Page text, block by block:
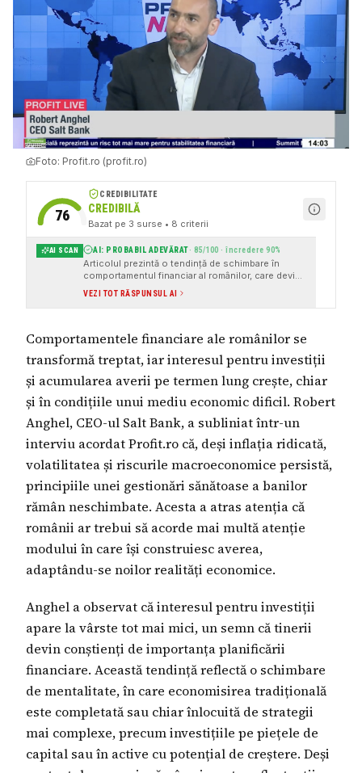
Foto: Profit.ro (profit.ro)
76
CREDIBILITATE
CREDIBILĂ
Bazat pe 3 surse • 8 criterii
AI SCAN AI: PROBABIL ADEVĂRAT· 85/100 · încredere90%
Articolul prezintă o tendință de schimbare în
comportamentul financiar al românilor, care devin
mai interesați de investiții și acumularea averii pe
termen lung. Sursele citate, precum Profit.ro și
interviul cu Robert Anghel, CEO-ul Salt Bank,
articolului este neutru și jurnalistic, fără adjective
importanța educației financiare și a unei abordări
financiare
VEZI TOT RĂSPUNSUL AI
Comportamentele financiare ale românilor se
transformă treptat, iar interesul pentru investiții
și acumularea averii pe termen lung crește, chiar
și în condițiile unui mediu economic dificil. Robert
Anghel, CEO-ul Salt Bank, a subliniat într-un
interviu acordat Profit.ro că, deși inflația ridicată,
volatilitatea și riscurile macroeconomice persistă,
principiile unei gestionări sănătoase a banilor
rămân neschimbate. Acesta a atras atenția că
românii ar trebui să acorde mai multă atenție
modului în care își construiesc averea,
adaptându-se noilor realități economice.
Anghel a observat că interesul pentru investiții
apare la vârste tot mai mici, un semn că tinerii
devin conștienți de importanța planificării
financiare. Această tendință reflectă o schimbare
de mentalitate, în care economisirea tradițională
este completată sau chiar înlocuită de strategii
mai complexe, precum investițiile pe piețele de
capital sau în active cu potențial de creștere. Deși